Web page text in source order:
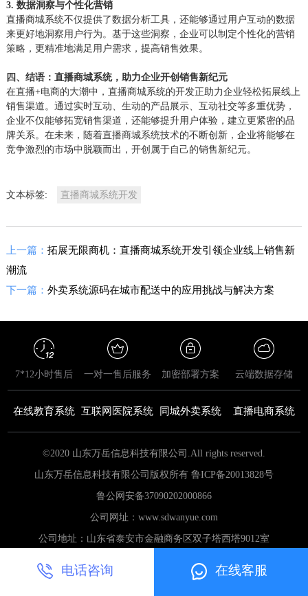
3. 数据洞察与个性化营销
直播商城系统不仅提供了数据分析工具，还能够通过用户互动的数据
来更好地洞察用户行为。基于这些洞察，企业可以制定个性化的营销
策略，更精准地满足用户需求，提高销售效果。
四、结语：直播商城系统，助力企业开创销售新纪元
在直播+电商的大潮中，直播商城系统的开发正助力企业轻松拓展线上
销售渠道。通过实时互动、生动的产品展示、互动社交等多重优势，
企业不仅能够拓宽销售渠道，还能够提升用户体验，建立更紧密的品
牌关系。在未来，随着直播商城系统技术的不断创新，企业将能够在
竞争激烈的市场中脱颖而出，开创属于自己的销售新纪元。
文本标签: 直播商城系统开发
上一篇： 拓展无限商机：直播商城系统开发引领企业线上销售新
潮流
下一篇： 外卖系统源码在城市配送中的应用挑战与解决方案
7*12小时售后 一对一售后服务 加密部署方案 云端数据存储
在线教育系统 互联网医院系统 同城外卖系统 直播电商系统
©2020 山东万岳信息科技有限公司.All rights reserved.
山东万岳信息科技有限公司版权所有 鲁ICP备20013828号
鲁公网安备37090202000866
公司网址：www.sdwanyue.com
公司地址：山东省泰安市金融商务区双子塔西塔9012室
电话咨询 在线客服